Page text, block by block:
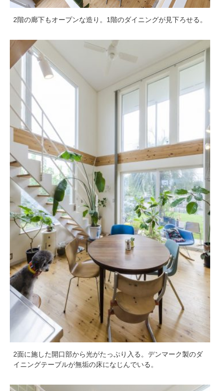
2階の廊下もオープンな造り。1階のダイニングが見下ろせる。
2面に施した開口部から光がたっぷり入る。デンマーク製のダ
イニングテーブルが無垢の床になじんでいる。